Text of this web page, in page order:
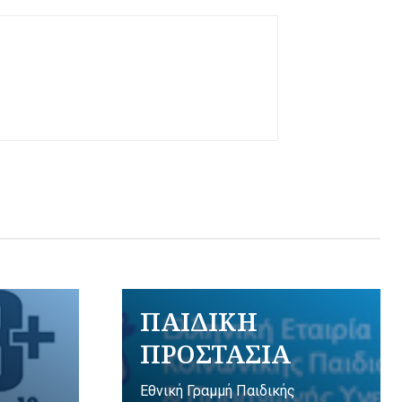
ΠΑΙΔΙΚΗ
ΠΡΟΣΤΑΣΙΑ
Εθνική Γραμμή Παιδικής